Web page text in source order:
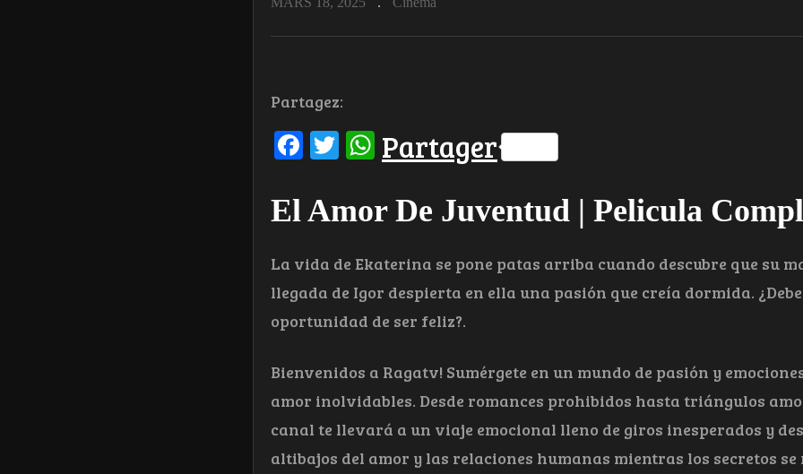
Partagez:
Facebook
Twitter
WhatsApp
Partager
El Amor De Juventud | Pelicula
La vida de Ekaterina se pone patas arriba cuando descubre que su
llegada de Igor despierta en ella una pasión que creía dormida.
oportunidad de ser feliz?.
Bienvenidos a Ragatv! Sumérgete en un mundo de pasión y
amor inolvidables. Desde romances prohibidos hasta triángulos
canal te llevará a un viaje emocional lleno de giros inesperados y
altibajos del amor y las relaciones humanas mientras los secretos